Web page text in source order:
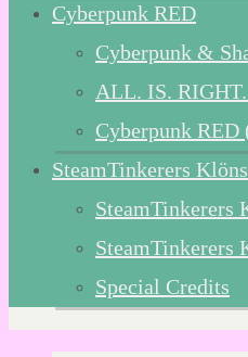
Cyberpunk RED
Cyberpunk &
ALL. IS.
Cyberpunk
SteamTinkerers
SteamTinkerers
SteamTinkerers
Special Credits